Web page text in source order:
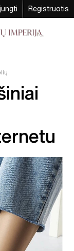
Registruotis